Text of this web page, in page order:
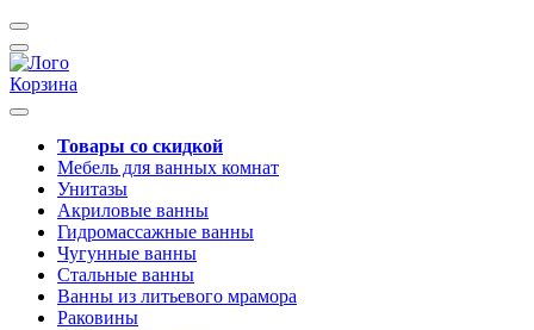
Корзина
Товары со скидкой
Мебель для ванных комнат
Унитазы
Акриловые ванны
Гидромассажные ванны
Чугунные ванны
Стальные ванны
Ванны из литьевого мрамора
Раковины